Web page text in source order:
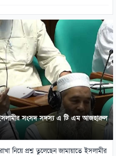
সংসদ সদস্য এ টি এম আজহারুল
নিয়ে প্রশ্ন তুলেছেন জামায়াতে ইসলামীর